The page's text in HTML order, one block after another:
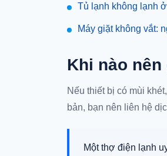
Tủ lạnh không lạnh
Máy giặt không vắt:
Khi nào
Nếu thiết bị có mùi
bản, bạn nên liên hệ
Một thợ điện lạnh